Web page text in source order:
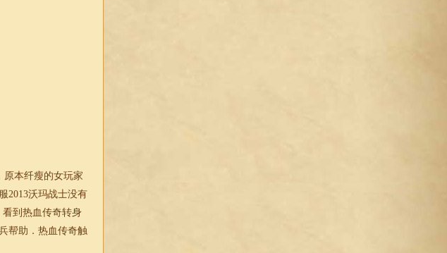
原本纤瘦的女玩家
2013沃玛战士没有
到热血传奇转身
帮助．热血传奇触